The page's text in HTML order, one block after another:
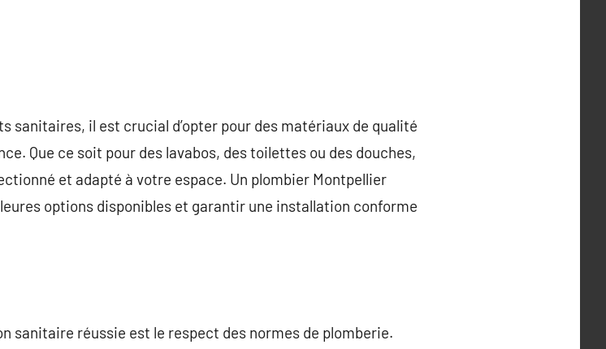
sanitaires, il est crucial d’opter pour des matériaux de qualité
Que ce soit pour des lavabos, des toilettes ou des douches,
et adapté à votre espace. Un plombier Montpellier
options disponibles et garantir une installation conforme
sanitaire réussie est le respect des normes de plomberie.